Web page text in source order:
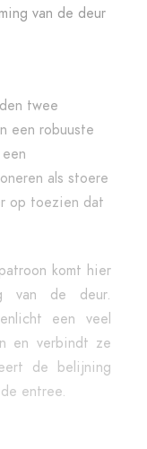
van de deur
twee
een robuuste
als stoere
op toezien dat
komt hier
van de deur.
een veel
en verbindt ze
de belijning
entree.